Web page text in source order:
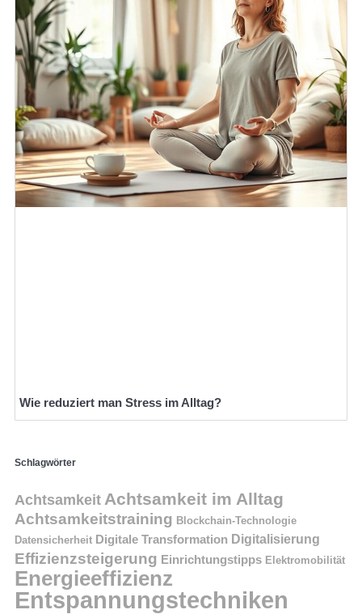
Wie reduziert man Stress im Alltag?
Schlagwörter
Achtsamkeit Achtsamkeit im Alltag
Achtsamkeitstraining Blockchain-Technologie
Datensicherheit Digitale Transformation Digitalisierung
Effizienzsteigerung Einrichtungstipps Elektromobilität
Energieeffizienz
Entspannungstechniken